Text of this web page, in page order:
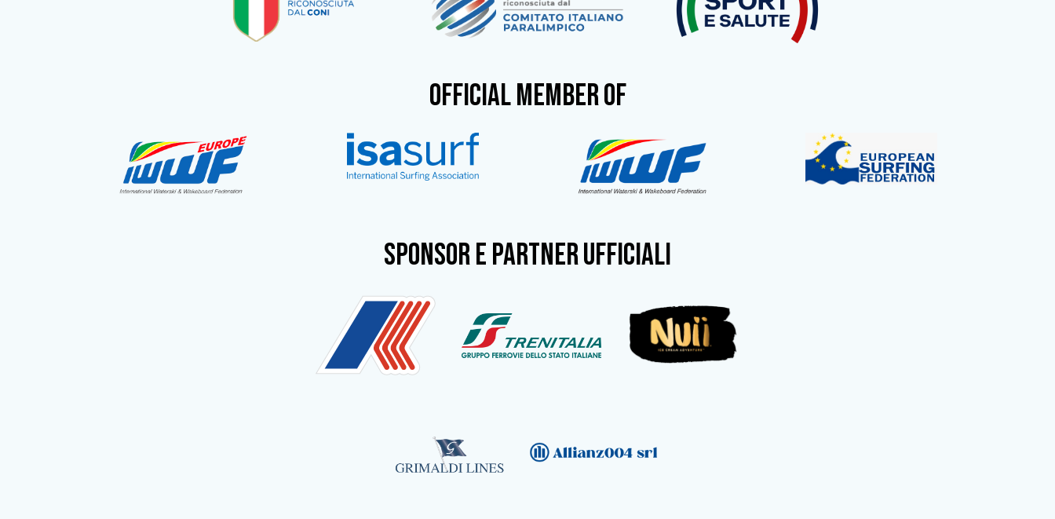
OFFICIAL MEMBER OF
SPONSOR e partner ufficiali